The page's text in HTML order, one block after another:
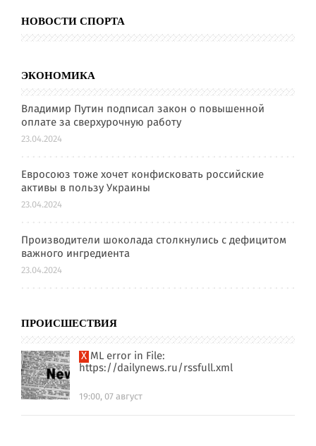
НОВОСТИ СПОРТА
ЭКОНОМИКА
Владимир Путин подписал закон о повышенной
оплате за сверхурочную работу
23.04.2024
Евросоюз тоже хочет конфисковать российские
активы в пользу Украины
23.04.2024
Производители шоколада столкнулись с дефицитом
важного ингредиента
23.04.2024
ПРОИСШЕСТВИЯ
XML error in File:
https://dailynews.ru/rssfull.xml
19:00, 07 август